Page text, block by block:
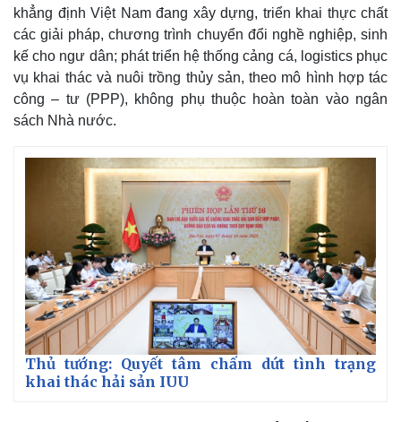
Pháp luật
Vụ án
Tin nóng
Tư vấn luật
Quân sự - Quốc phòng
Vũ khí
Việt Nam
khẳng định Việt Nam đang xây dựng, triển khai thực chất
các giải pháp, chương trình chuyển đổi nghề nghiệp, sinh
kế cho ngư dân; phát triển hệ thống cảng cá, logistics phục
vụ khai thác và nuôi trồng thủy sản, theo mô hình hợp tác
công – tư (PPP), không phụ thuộc hoàn toàn vào ngân
sách Nhà nước.
Thủ tướng: Quyết tâm chấm dứt tình trạng
khai thác hải sản IUU